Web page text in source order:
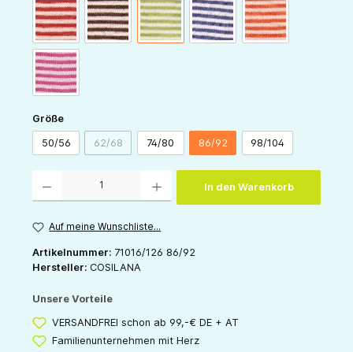
rot-natur schoko-naturgrün-naturmarine-naturorange-natur
pink-natur
Größeauswählen
50/56 62/68(Diese Option ist zurzeit nicht verfügbar.)
74/80 86/92 98/104
In den Warenkorb
Auf meine Wunschliste...
Artikelnummer: 71016/126 86/92
Hersteller: COSILANA
Unsere Vorteile
VERSANDFREI schon ab 99,-€ DE + AT
Familienunternehmen mit Herz